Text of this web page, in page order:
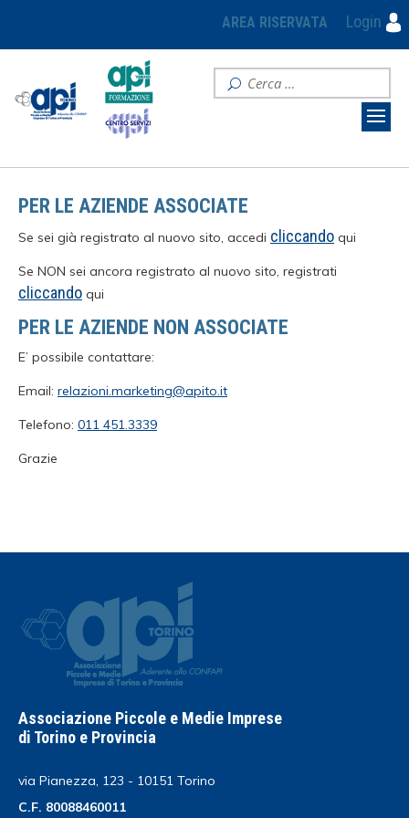
AREA RISERVATA Login
PER LE AZIENDE ASSOCIATE
Se sei già registrato al nuovo sito, accedi cliccando qui
Se NON sei ancora registrato al nuovo sito, registrati
cliccando qui
PER LE AZIENDE NON ASSOCIATE
E’ possibile contattare:
Email: relazioni.marketing@apito.it
Telefono: 011 451.3339
Grazie
Associazione Piccole e Medie Imprese
di Torino e Provincia
via Pianezza, 123 - 10151 Torino
C.F. 80088460011